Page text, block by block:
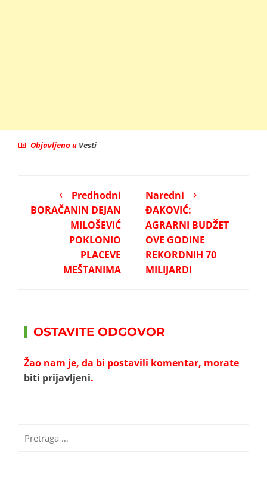
Objavljeno u Vesti
Predhodni
BORAČANIN DEJAN
MILOŠEVIĆ
POKLONIO
PLACEVE
MEŠTANIMA
Naredni
ĐAKOVIĆ:
AGRARNI BUDŽET
OVE GODINE
REKORDNIH 70
MILIJARDI
OSTAVITE ODGOVOR
Žao nam je, da bi postavili komentar, morate
biti prijavljeni.
za: